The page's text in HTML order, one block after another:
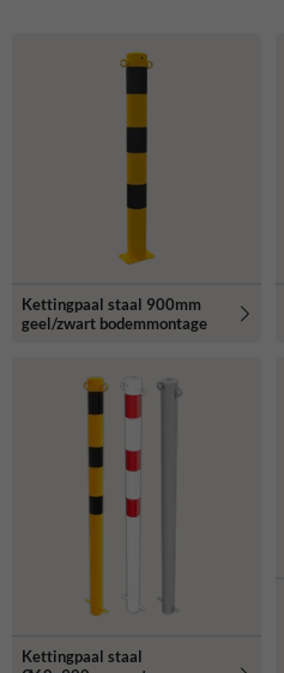
Kettingpaal staal 900mm
geel/zwart bodemmontage
Kettingpaal staal